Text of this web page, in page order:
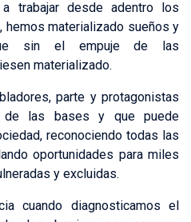
trabajar desde adentro los
hemos materializado sueños y
sin el empuje de las
materializado.
parte y protagonistas
de las bases y que puede
reconociendo todas las
oportunidades para miles
y excluidas.
cuando diagnosticamos el